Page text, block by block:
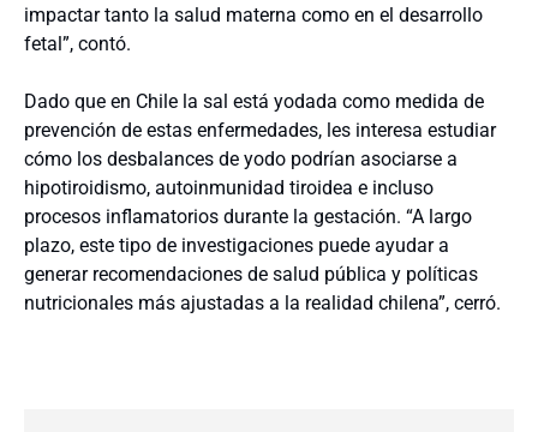
impactar tanto la salud materna como en el desarrollo
fetal”, contó.
Dado que en Chile la sal está yodada como medida de
prevención de estas enfermedades, les interesa estudiar
cómo los desbalances de yodo podrían asociarse a
hipotiroidismo, autoinmunidad tiroidea e incluso
procesos inflamatorios durante la gestación. “A largo
plazo, este tipo de investigaciones puede ayudar a
generar recomendaciones de salud pública y políticas
nutricionales más ajustadas a la realidad chilena”, cerró.